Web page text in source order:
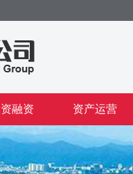
融资 资产运营